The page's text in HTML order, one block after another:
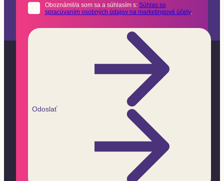
Oboznámil/a som sa a súhlasím s: Súhlas so
spracúvaním osobných údajov na marketingové účely.
Odoslať